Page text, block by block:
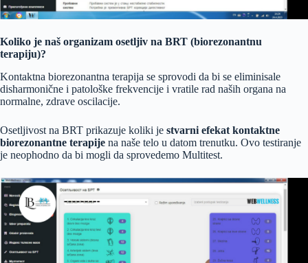
Koliko je naš organizam osetljiv na BRT (biorezonantnu
terapiju)?
Kontaktna biorezonantna terapija se sprovodi da bi se eliminisale
disharmonične i patološke frekvencije i vratile rad naših organa na
normalne, zdrave oscilacije.
Osetljivost na BRT prikazuje koliki je stvarni efekat kontaktne
biorezonantne terapije na naše telo u datom trenutku. Ovo testiranje
je neophodno da bi mogli da sprovedemo Multitest.